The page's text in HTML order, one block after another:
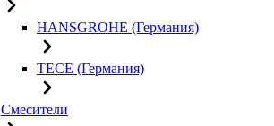
HANSGROHE (Германия)
TECE (Германия)
Смесители